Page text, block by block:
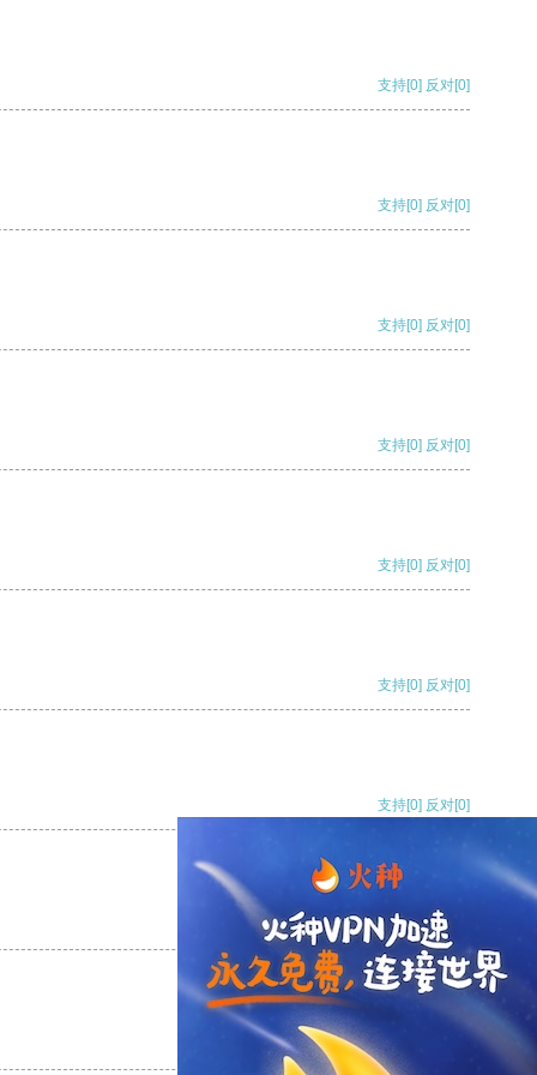
支持[0] 反对[0]
支持[0] 反对[0]
支持[0] 反对[0]
支持[0] 反对[0]
支持[0] 反对[0]
支持[0] 反对[0]
支持[0] 反对[0]
支持[0] 反对
支持